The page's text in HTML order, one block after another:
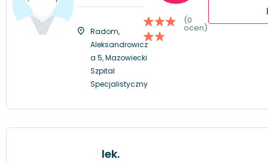
Radom,
Aleksandrowicz
a 5, Mazowiecki
Szpital
Specjalistyczny
(0
ocen)
lek.